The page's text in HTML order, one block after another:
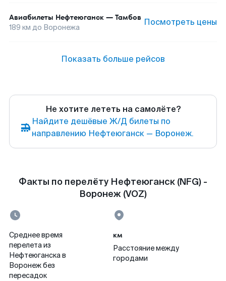
Авиабилеты Нефтеюганск — Тамбов
189 км до Воронежа Посмотреть цены
Показать больше рейсов
Не хотите лететь на самолёте?
Найдите дешёвые Ж/Д билеты по
направлению Нефтеюганск — Воронеж.
Факты по перелёту Нефтеюганск (NFG) -
Воронеж (VOZ)
Среднее время
перелета из
Нефтеюганска в
Воронеж без
пересадок
км
Расстояние между
городами